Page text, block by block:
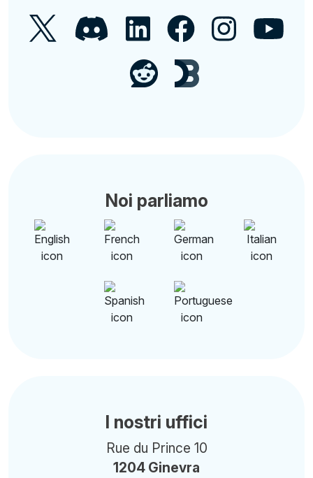
Noi parliamo
I nostri uffici
Rue du Prince 10
1204 Ginevra